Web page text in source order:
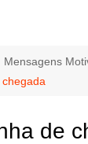
Mensagens
de